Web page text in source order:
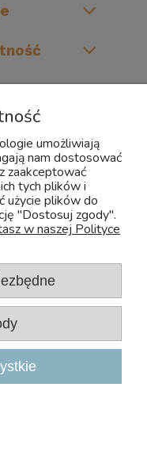
Aquos
Shoper.pl
umożliwiają
nam dostosować
zaakceptować
tych plików i
użycie plików do
"Dostosuj zgody".
w naszej Polityce